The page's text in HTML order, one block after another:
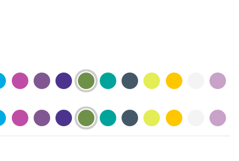
lightpurplepurpur purple olive pastelgreen
petrol neonyellow
yellow
lightpurplepurpur purple olive pastelgreen
petrol neonyellow
yellow